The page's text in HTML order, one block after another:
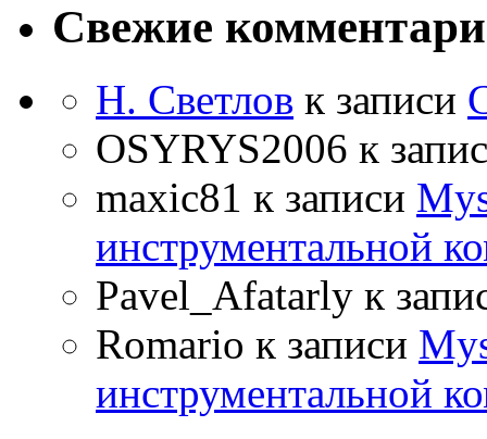
Свежие
Н. Светлов к записи
OSYRYS2006 к
maxic81 к записи
инструментальной
Pavel_Afatarly к
Romario к записи
инструментальной